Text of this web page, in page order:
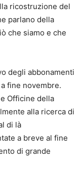
ricostruzione del
parlano della
che siamo e che
degli abbonamenti
fine novembre.
Officine della
alla ricerca di
di là
a breve al fine
di grande